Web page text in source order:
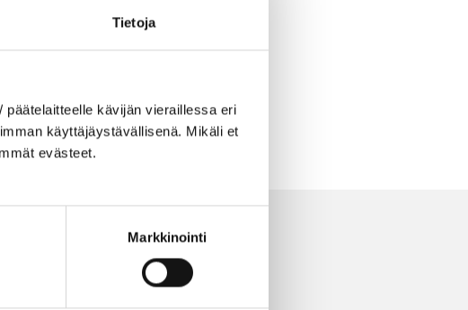
Tietoja
kävijän vieraillessa eri
käyttäjäystävällisenä. Mikäli et
evästeet.
Markkinointi